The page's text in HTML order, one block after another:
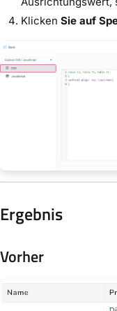
Klicken Sie auf
Ergebnis
Vorher